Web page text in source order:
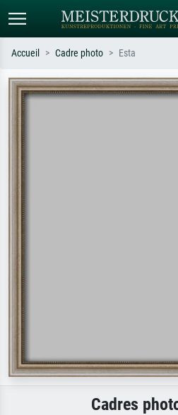
Recherche standard
Recherchez par artiste, titre ou style –
impressionnisme, vague de Hokusai,
Accueil Cadre photo Esta
Cadres